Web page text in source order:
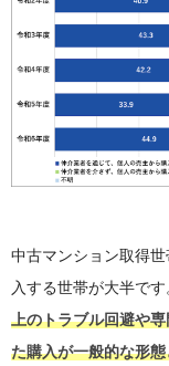
中古マンション取得
入する世帯が大半です
上のトラブル回避や
た購入が一般的な形